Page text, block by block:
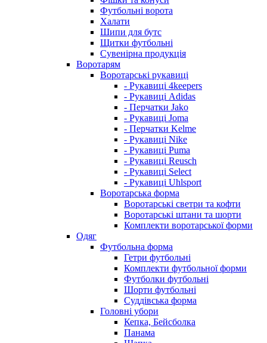
Футбольні ворота
Халати
Шипи для бутс
Щитки футбольні
Сувенірна продукція
Воротарям
Воротарські рукавиці
- Рукавиці 4keepers
- Рукавиці Adidas
- Перчатки Jako
- Рукавиці Joma
- Перчатки Kelme
- Рукавиці Nike
- Рукавиці Puma
- Рукавиці Reusch
- Рукавиці Select
- Рукавиці Uhlsport
Воротарська форма
Воротарські светри та кофти
Воротарські штани та шорти
Комплекти воротарської форми
Одяг
Футбольна форма
Гетри футбольні
Комплекти футбольної форми
Футболки футбольні
Шорти футбольні
Суддівська форма
Головні убори
Кепка, Бейсболка
Панама